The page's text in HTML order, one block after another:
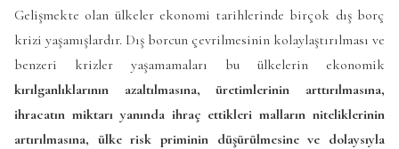
Gelişmekte olan ülkeler ekonomi tarihlerinde birçok dış borç
krizi yaşamışlardır. Dış borcun çevrilmesinin kolaylaştırılması ve
benzeri krizler yaşamamaları bu ülkelerin ekonomik
kırılganlıklarının azaltılmasına, üretimlerinin arttırılmasına,
ihracatın miktarı yanında ihraç ettikleri malların niteliklerinin
artırılmasına, ülke risk priminin düşürülmesine ve dolaysıyla